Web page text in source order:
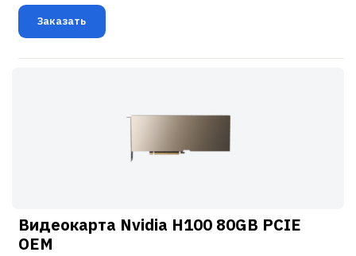
Заказать
Видеокарта Nvidia H100 80GB PCIE
OEM